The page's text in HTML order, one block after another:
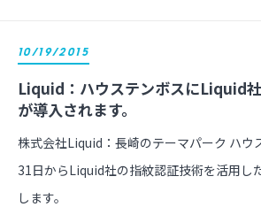
10/19/2015
Liquid：ハウステンボスにLiquid
が導入されます。
株式会社Liquid：長崎のテーマパーク ハウ
31日からLiquid社の指紋認証技術を活用し
します。